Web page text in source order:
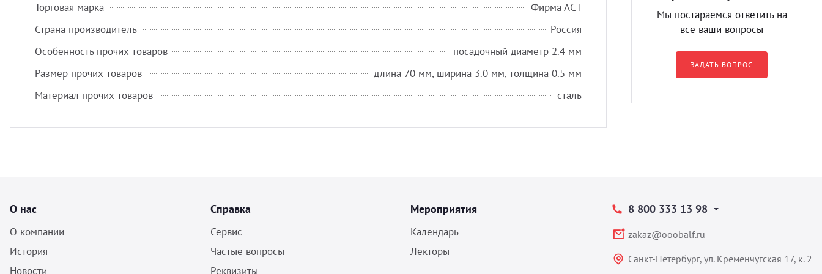
Торговая марка
Фирма АСТ
Страна производитель
Россия
Особенность прочих товаров
посадочный диаметр 2.4 мм
Размер прочих товаров
длина 70 мм, ширина 3.0 мм, толщина 0.5 мм
Материал прочих товаров
сталь
Мы постараемся ответить на
все ваши вопросы
ЗАДАТЬ ВОПРОС
О нас
О компании
История
Новости
Справка
Сервис
Частые вопросы
Реквизиты
Мероприятия
Календарь
Лекторы
8 800 333 13 98
zakaz@ooobalf.ru
Санкт-Петербург, ул. Кременчугская 17, к. 2